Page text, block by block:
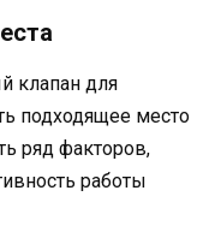
клапан для
подходящее место
ряд факторов,
работы